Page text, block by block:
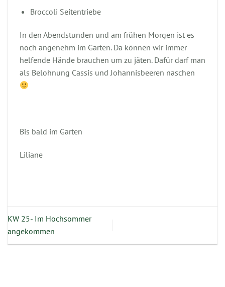
Broccoli Seitentriebe
In den Abendstunden und am frühen Morgen ist es
noch angenehm im Garten. Da können wir immer
helfende Hände brauchen um zu jäten. Dafür darf man
als Belohnung Cassis und Johannisbeeren naschen
Bis bald im Garten
Liliane
KW 25- Im Hochsommer
angekommen